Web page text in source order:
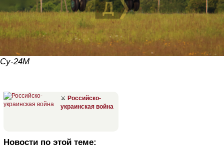
Су-24М
⚔ Российско-
украинская война
Новости по этой теме: